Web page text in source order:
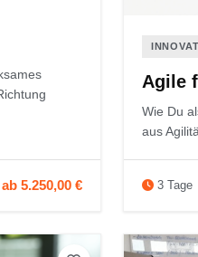
ab 5.250,00 €
Agile
Wie Du
aus
3 Tage